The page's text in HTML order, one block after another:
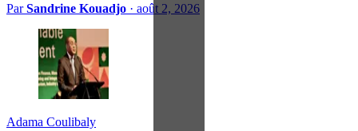
ParSandrine Kouadjo · août 2, 2026
Adama Coulibaly